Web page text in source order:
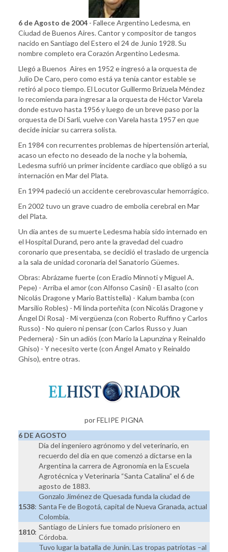
6 de Agosto de 2004 - Fallece Argentino Ledesma, en
Ciudad de Buenos Aires. Cantor y compositor de tangos
nacido en Santiago del Estero el 24 de Junio 1928. Su
nombre completo era Corazón Argentino Ledesma.
Llegó a Buenos Aires en 1952 e ingresó a la orquesta de
Julio De Caro, pero como está ya tenía cantor estable se
retiró al poco tiempo. El Locutor Guillermo Brizuela Méndez
lo recomienda para ingresar a la orquesta de Héctor Varela
donde estuvo hasta 1956 y luego de un breve paso por la
orquesta de Di Sarli, vuelve con Varela hasta 1957 en que
decide iniciar su carrera solista.
En 1984 con recurrentes problemas de hipertensión arterial,
acaso un efecto no deseado de la noche y la bohemia,
Ledesma sufrió un primer incidente cardíaco que obligó a su
internación en Mar del Plata.
En 1994 padeció un accidente cerebrovascular hemorrágico.
En 2002 tuvo un grave cuadro de embolia cerebral en Mar
del Plata.
Un día antes de su muerte Ledesma había sido internado en
el Hospital Durand, pero ante la gravedad del cuadro
coronario que presentaba, se decidió el traslado de urgencia
a la sala de unidad coronaria del Sanatorio Güemes.
Obras: Abrázame fuerte (con Eradio Minnoti y Miguel A.
Pepe) - Arriba el amor (con Alfonso Casini) - El asalto (con
Nicolás Dragone y Mario Battistella) - Kalum bamba (con
Marsilio Robles) - Mi linda porteñita (con Nicolás Dragone y
Ángel Di Rosa) - Mi vergüenza (con Roberto Ruffino y Carlos
Russo) - No quiero ni pensar (con Carlos Russo y Juan
Pedernera) - Sin un adiós (con Mario la Lapunzina y Reinaldo
Ghiso) - Y necesito verte (con Ángel Amato y Reinaldo
Ghiso), entre otras.
por FELIPE PIGNA
6 DE AGOSTO
Día del ingeniero agrónomo y del veterinario, en
recuerdo del día en que comenzó a dictarse en la
Argentina la carrera de Agronomía en la Escuela
Agrotécnica y Veterinaria “Santa Catalina” el 6 de
agosto de 1883.
1538:
Gonzalo Jiménez de Quesada funda la ciudad de
Santa Fe de Bogotá, capital de Nueva Granada, actual
Colombia.
1810:
Santiago de Liniers fue tomado prisionero en
Córdoba.
Tuvo lugar la batalla de Junín. Las tropas patriotas –al